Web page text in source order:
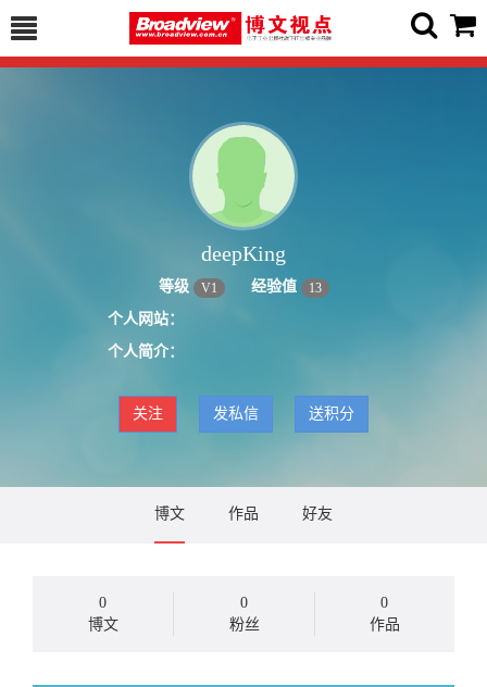
deepKing
等级 V1 经验值 13
个人网站：
个人简介：
关注 发私信 送积分
博文 作品 好友
0
博文
0
粉丝
0
作品